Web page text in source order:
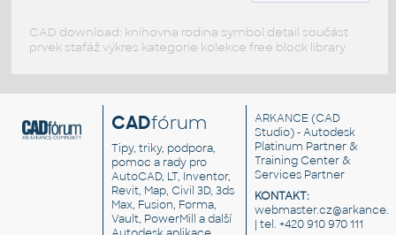
CAD download: knihovna rodina symbol detail součást
prvek stafáž výkres kategorie kolekce free block library
CADfórum
Tipy, triky, podpora,
pomoc a rady pro
AutoCAD, LT, Inventor,
Revit, Map, Civil 3D, 3ds
Max, Fusion, Forma,
Vault, PowerMill a další
ARKANCE (CAD
Studio) - Autodesk
Platinum Partner &
Training Center &
Services Partner
KONTAKT:
| tel. +420 910 970 111